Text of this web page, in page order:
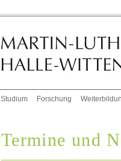
Studium Forschung
Termine und